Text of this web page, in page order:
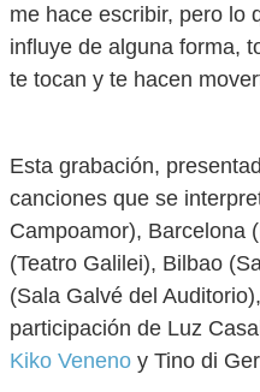
me hace escribir, pero lo
influye de alguna forma,
te tocan y te hacen
Esta grabación,
canciones que se
Campoamor), Barcelona
(Teatro Galilei), Bilbao
(Sala Galvé del
participación de Luz
Kiko Veneno y Tino di